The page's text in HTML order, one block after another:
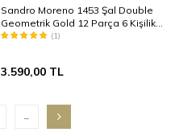
Sandro Moreno 1453 Şal Double
Geometrik Gold 12 Parça 6 Kişilik
Kahve Fincan Takımı 120 ml
(1)
3.590,00 TL
…